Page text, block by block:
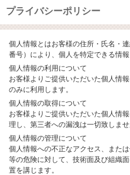
プライバシーポリシー
個人情報とはお客様の住所・氏名・
番号）により、個人を特定できる情報
個人情報の利用について
お客様よりご提供いただいた個人情
のみに利用します。
個人情報の取得について
お客様よりご提供いただいた個人情
理し、第三者への漏洩は一切致しませ
個人情報の管理について
個人情報への不正なアクセス、また
等の危険に対して、技術面及び組織
置を講じます。